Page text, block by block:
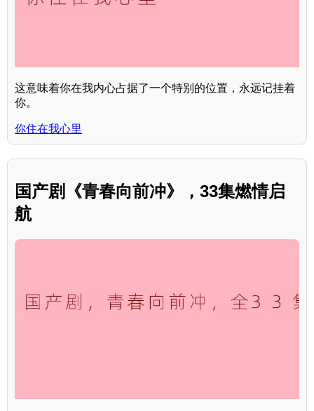
这意味着你在我内心占据了一个特别的位置，永远记挂着
你。
你住在我心里
国产剧《青春向前冲》，33集燃情启
航